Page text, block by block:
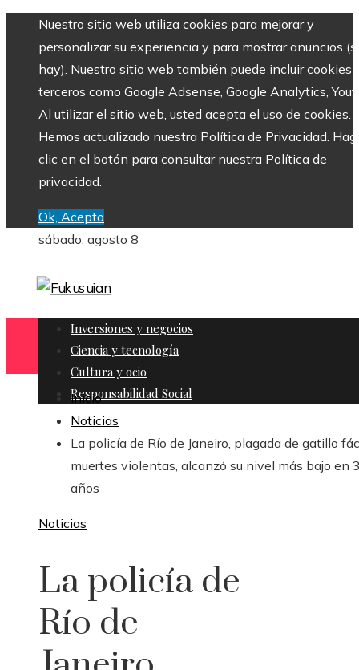
Nuestro sitio web utiliza cookies para mejorar y
personalizar su experiencia y para mostrar anuncios
hay). Nuestro sitio web también puede incluir cookies
terceros como Google Adsense, Google Analytics,
Al utilizar el sitio web, usted acepta el uso de cookies.
Hemos actualizado nuestra Política de Privacidad.
clic en el botón para consultar nuestra Política de
privacidad.
Ok, Acepto
sábado, agosto 8
Inversiones y negocios
Ciencia y tecnología
Cultura y ocio
Responsabilidad Social
Inicio
Noticias
La policía de Río de Janeiro, plagada de gatillo
muertes violentas, alcanzó su nivel más bajo en
años
Noticias
La policía de
Río de